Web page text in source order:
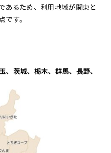
あるため、利用地域が関東と
す。
茨城、栃木、群馬、長野、